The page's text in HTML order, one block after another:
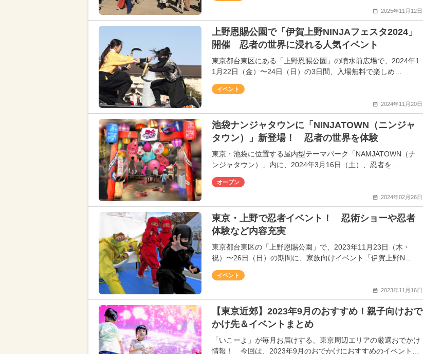
2025年11月12日
上野恩賜公園で「伊賀上野NINJAフェスタ2024」
開催 忍者の世界に浸れる人気イベント
東京都台東区にある「上野恩賜公園」の噴水前広場で、2024年1
1月22日（金）〜24日（日）の3日間、入場無料で楽しめ…
イベント
2024年11月20日
池袋ナンジャタウンに「NINJATOWN（ニンジャ
タウン）」新登場！ 忍者の世界を体験
東京・池袋に位置する屋内型テーマパーク「NAMJATOWN（ナ
ンジャタウン）」内に、2024年3月16日（土）、忍者を…
オープン
2024年02月26日
東京・上野で忍者イベント！ 忍術ショーや忍者
体験など内容充実
東京都台東区の「上野恩賜公園」で、2023年11月23日（木・
祝）〜26日（日）の期間に、家族向けイベント「伊賀上野N…
イベント
2023年11月16日
【東京近郊】2023年9月のおすすめ！親子向けおで
かけ先＆イベントまとめ
「いこーよ」が毎月お届けする、東京周辺エリアの厳選おでかけ
情報！ 今回は、2023年9月のおでかけにおすすめのイベント…